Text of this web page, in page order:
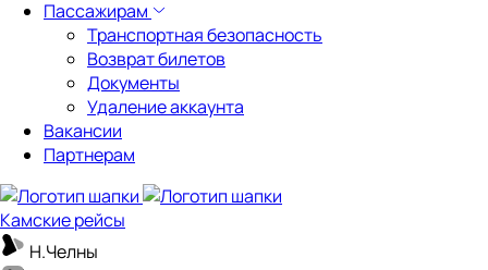
Пассажирам
Транспортная безопасность
Возврат билетов
Документы
Удаление аккаунта
Вакансии
Партнерам
Камские рейсы
Н.Челны